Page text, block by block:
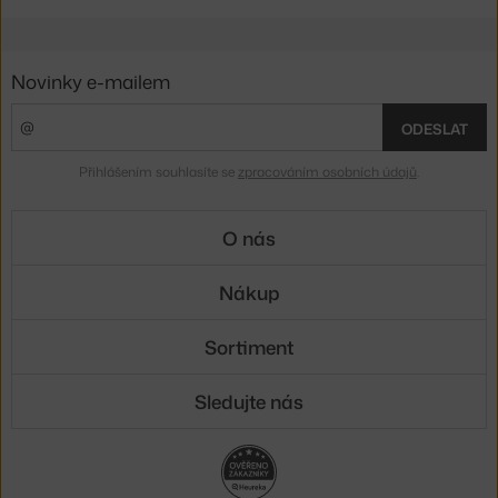
Novinky e-mailem
ODESLAT
Přihlášením souhlasíte se zpracováním osobních údajů
O nás
Nákup
Sortiment
Sledujte nás